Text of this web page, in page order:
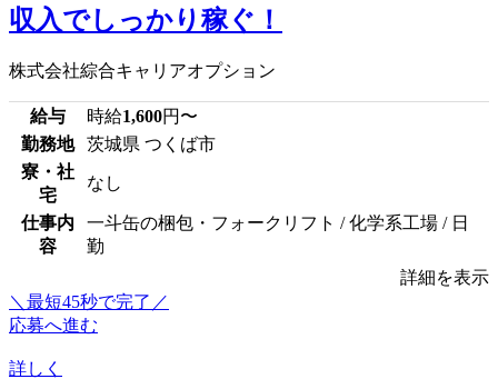
収入でしっかり稼ぐ！
株式会社綜合キャリアオプション
給与 時給1,600円〜
勤務地
茨城県 つくば市
寮・社
宅
なし
仕事内
容
一斗缶の梱包・フォークリフト / 化学系工場 / 日
勤
詳細を表示
＼最短45秒で完了／
応募へ進む
詳しく